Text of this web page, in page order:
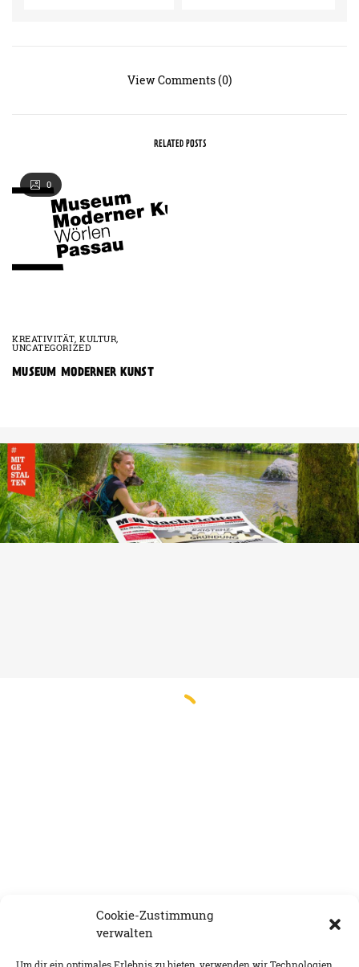
Cookie-Zustimmung
verwalten
View Comments (0)
RELATED POSTS
0
KREATIVITÄT,KULTUR,
UNCATEGORIZED
MUSEUM MODERNER KUNST